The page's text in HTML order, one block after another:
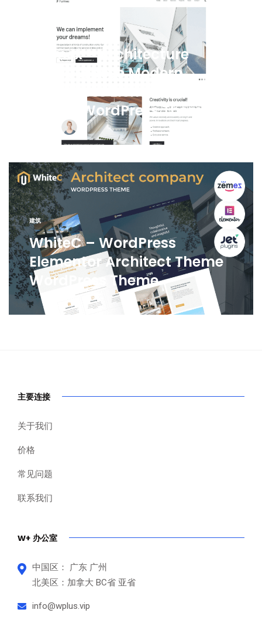
Furmex – Architecture
Multipurpose Modern
WordPress Elementor
Theme WordPress Theme
建筑
WhiteC – WordPress
Elementor Architect Theme
WordPress Theme
主要连接
关于我们
价格
常见问题
联系我们
W+ 办公室
中国区： 广东 广州
北美区：加拿大 BC省 亚省
info@wplus.vip